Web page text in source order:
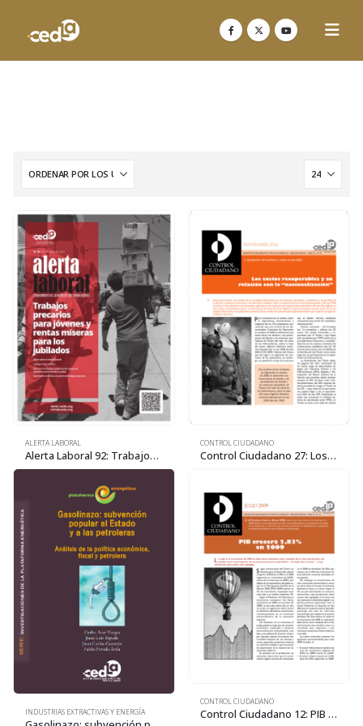
ALERTA LABORAL
Alerta Laboral 92: Trabajos precarios para jóvenes y rentas míseras para los jubilados
CONTROL CIUDADANO
Control Ciudadano 27: Los costos recuperables y su relación con la «nacionalización»
INDUSTRIAS EXTRACTIVAS Y ENERGÍA
CONTROL CIUDADANO
Control Ciudadano 12: PIB crecerá 2,83% en 2009